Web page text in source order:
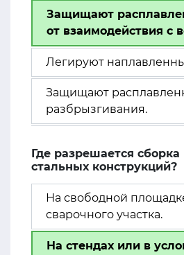
Защищают
от взаимодействия с
Легируют
Защищают
разбрызгивания.
Где разрешается сборка
стальных конструкций?
На свободной
сварочного участка.
На стендах или в